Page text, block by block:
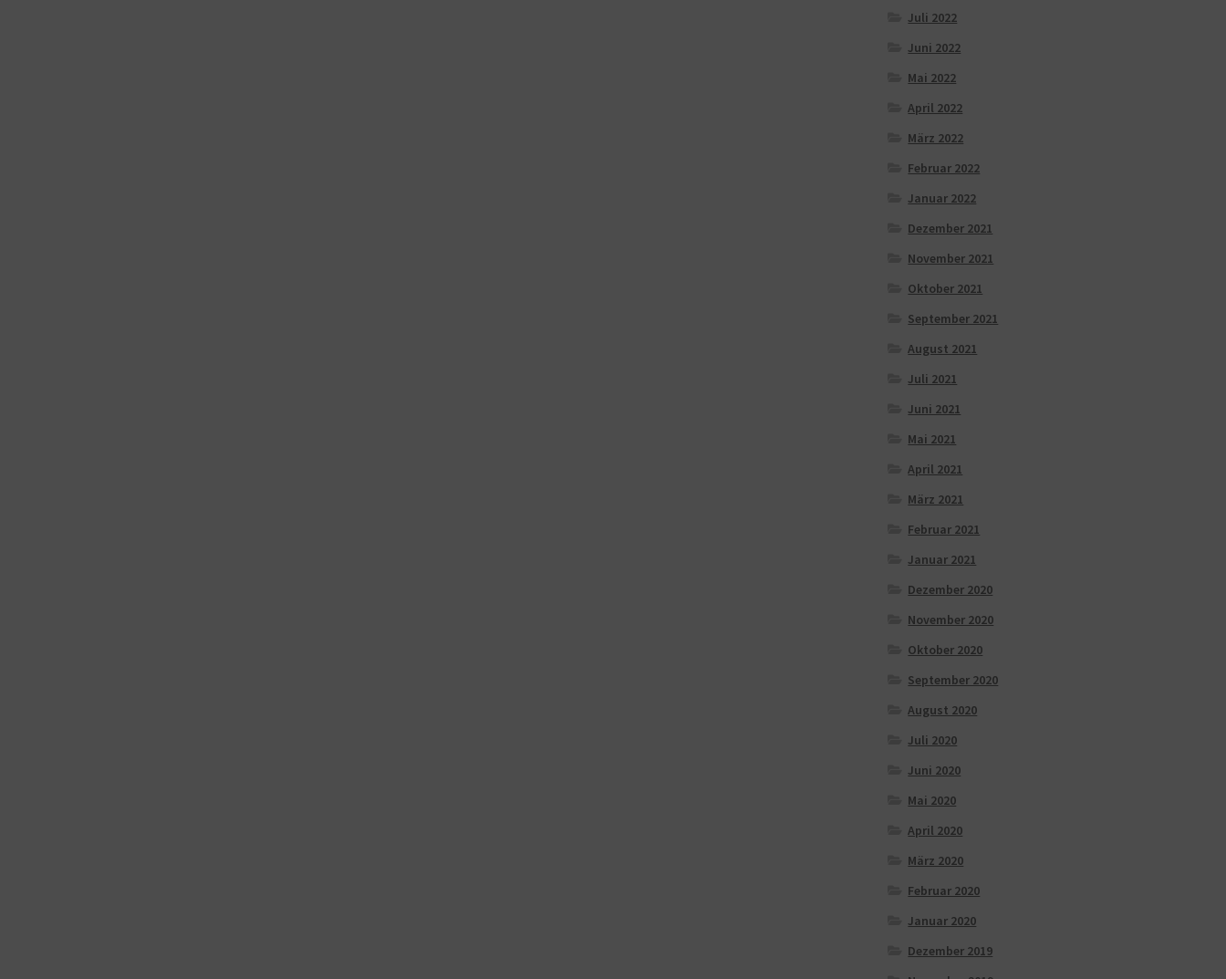
Juli 2022
Juni 2022
Mai 2022
April 2022
März 2022
Februar 2022
Januar 2022
Dezember 2021
November 2021
Oktober 2021
September 2021
August 2021
Juli 2021
Juni 2021
Mai 2021
April 2021
März 2021
Februar 2021
Januar 2021
Dezember 2020
November 2020
Oktober 2020
September 2020
August 2020
Juli 2020
Juni 2020
Mai 2020
April 2020
März 2020
Februar 2020
Januar 2020
Dezember 2019